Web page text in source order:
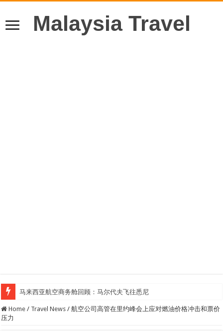
Malaysia Travel
马来西亚航空商务舱回顾：马尔代夫飞往悉尼
Klook客路汇聚超过50位旅游创作者，参与马来西亚Kreatorverse IN x
Home / Travel News / 航空公司高管在里约峰会上应对燃油价格冲击和票价
压力